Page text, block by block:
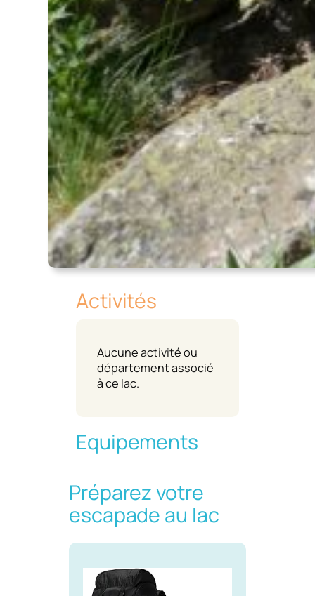
Activités
Aucune activité ou
département associé
à ce lac.
Equipements
Préparez votre
escapade au lac